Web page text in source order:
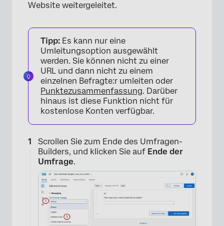
Website weitergeleitet.
Tipp: Es kann nur eine
Umleitungsoption ausgewählt
werden. Sie können nicht zu einer
URL und dann nicht zu einem
einzelnen Befragte:r umleiten oder
Punktezusammenfassung. Darüber
hinaus ist diese Funktion nicht für
kostenlose Konten verfügbar.
Scrollen Sie zum Ende des Umfragen-
Builders, und klicken Sie auf Ende der
Umfrage.